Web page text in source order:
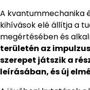
A kvantummechanika
kihívások elé állítja a
megértésében és
területén az
szerepet játszik a
leírásában, és új